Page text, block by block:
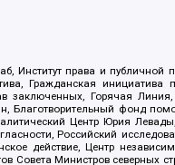
Институт права и публичной
Гражданская инициатива
заключенных, Горячая
Благотворительный фонд
Центр Юрия
Российский
действие, Центр
Министров северных